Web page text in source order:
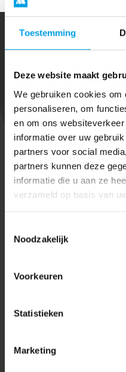
Toestemming
Deze website maakt
We gebruiken cookies
personaliseren, om
en om ons
informatie over uw
partners voor social
partners kunnen deze
informatie die u aan ze
verzameld op basis van
Noodzakelijk
Voorkeuren
Statistieken
Marketing
Eindhoven
Inbraakbeveiliging
Brandmeldinstallatie